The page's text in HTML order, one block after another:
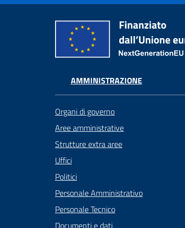
AMMINISTRAZIONE
Organi di governo
Aree amministrative
Strutture extra aree
Uffici
Politici
Personale Amministrativo
Personale Tecnico
Documenti e dati